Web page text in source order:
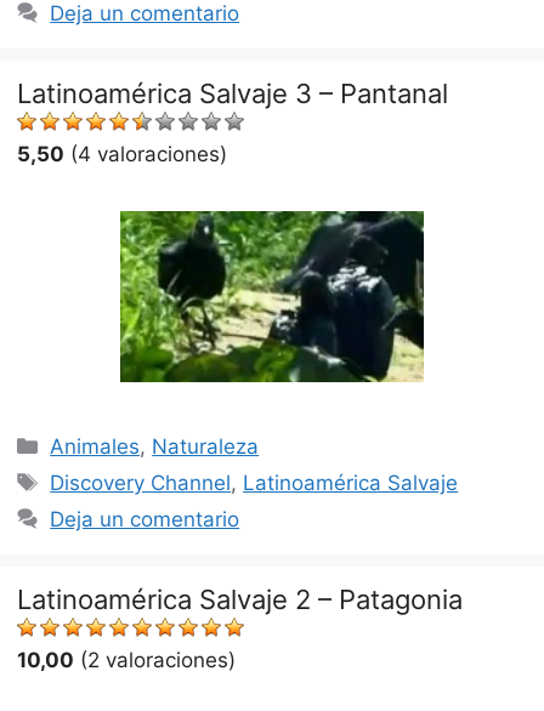
Deja un comentario
Latinoamérica Salvaje 3 – Pantanal
5,50 (4 valoraciones)
Categorías
Animales, Naturaleza
Etiquetas
Discovery Channel, Latinoamérica Salvaje
Deja un comentario
Latinoamérica Salvaje 2 – Patagonia
10,00 (2 valoraciones)